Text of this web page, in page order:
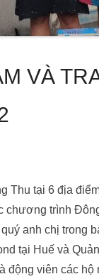
VÀ
Thu tại 6 địa
chương trình
anh chị trong
tại Huế và
động viên các